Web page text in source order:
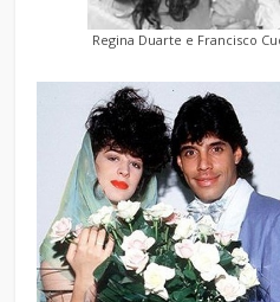
Regina Duarte e Francisco